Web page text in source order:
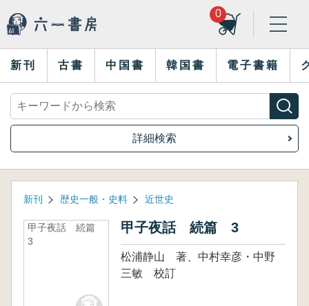
0
新刊 古書 中国書 韓国書 電子書籍
詳細検索
新刊 歴史一般・史料 近世史
甲子夜話 続篇
3
甲子夜話 続篇 3
松浦静山 著、中村幸彦・中野
三敏 校訂